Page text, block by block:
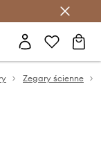
Zegary ścienne